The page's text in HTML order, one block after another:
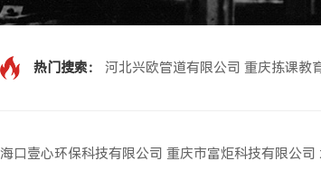
热门搜索： 河北兴欧管道有限公司 重庆拣课教
海口壹心环保科技有限公司 重庆市富炬科技有限公司